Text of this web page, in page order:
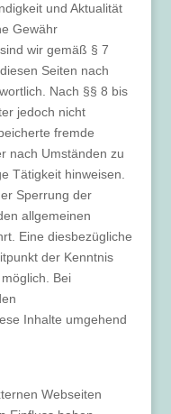
und Aktualität
Gewähr
wir gemäß § 7
Seiten nach
Nach §§ 8 bis
jedoch nicht
fremde
nach Umständen zu
Tätigkeit hinweisen.
Sperrung der
allgemeinen
Eine diesbezügliche
der Kenntnis
Bei
Inhalte umgehend
Webseiten